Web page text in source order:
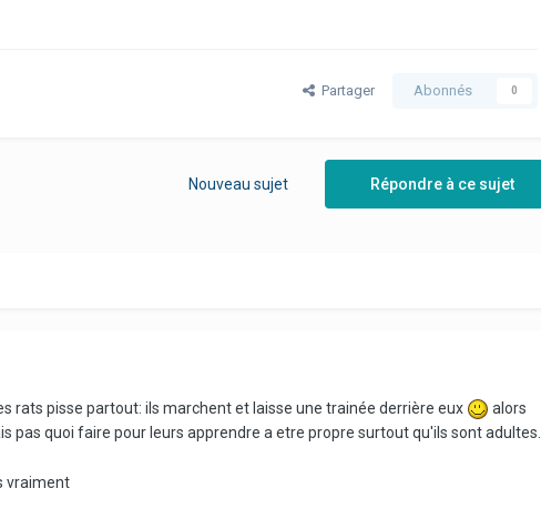
Partager Abonnés 0
Répondre à ce sujet
Nouveau sujet
rats pisse partout: ils marchent et laisse une trainée derrière eux
alors
pas quoi faire pour leurs apprendre a etre propre surtout qu'ils sont adultes.
vraiment